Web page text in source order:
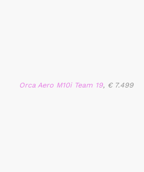
Orca Aero M10i Team 19, € 7.499